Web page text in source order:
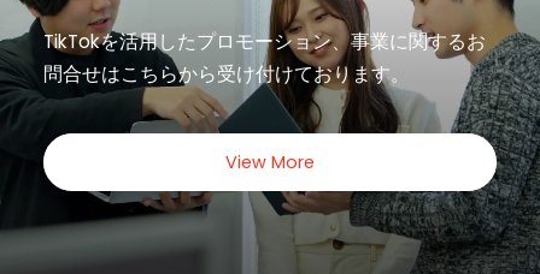
TikTokを活用したプロモーション、事業に関するお
問合せはこちらから受け付けております。
View More